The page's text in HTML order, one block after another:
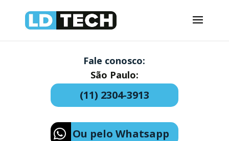
Fale conosco:
São Paulo:
(11) 2304-3913
Ou pelo Whatsapp